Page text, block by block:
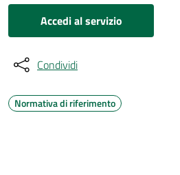
Accedi al servizio
Condividi
Normativa di riferimento